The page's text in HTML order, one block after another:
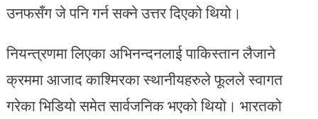
उनफसँग जे पनि गर्न सक्ने उत्तर दिएको थियो।
नियन्त्रणमा लिएका अभिनन्दनलाई पाकिस्तान लैजाने
क्रममा आजाद काश्मिरका स्थानीयहरुले फूलले स्वागत
गरेका भिडियो समेत सार्वजनिक भएको थियो। भारतको